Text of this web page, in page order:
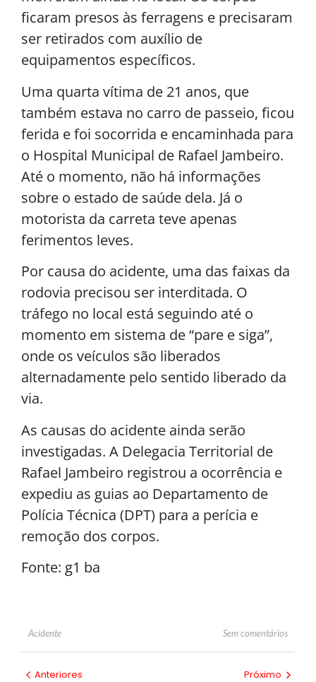
ficaram presos às ferragens e precisaram
ser retirados com auxílio de
equipamentos específicos.
Uma quarta vítima de 21 anos, que
também estava no carro de passeio, ficou
ferida e foi socorrida e encaminhada para
o Hospital Municipal de Rafael Jambeiro.
Até o momento, não há informações
sobre o estado de saúde dela. Já o
motorista da carreta teve apenas
ferimentos leves.
Por causa do acidente, uma das faixas da
rodovia precisou ser interditada. O
tráfego no local está seguindo até o
momento em sistema de “pare e siga”,
onde os veículos são liberados
alternadamente pelo sentido liberado da
via.
As causas do acidente ainda serão
investigadas. A Delegacia Territorial de
Rafael Jambeiro registrou a ocorrência e
expediu as guias ao Departamento de
Polícia Técnica (DPT) para a perícia e
remoção dos corpos.
Fonte: g1 ba
Acidente Sem comentários
Anteriores Próximo